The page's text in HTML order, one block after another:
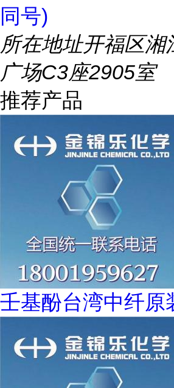
同号)
所在地址开福区湘
广场C3座2905室
推荐产品
壬基酚台湾中纤原